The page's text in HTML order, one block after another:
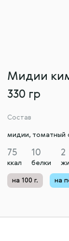
Мидии
330 гр
Состав
мидии, томатный
75
ккал
10
белки
2
на 100 г. на